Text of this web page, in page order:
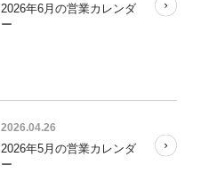
2026年6月の営業カレンダ
ー
2026.04.26
2026年5月の営業カレンダ
ー